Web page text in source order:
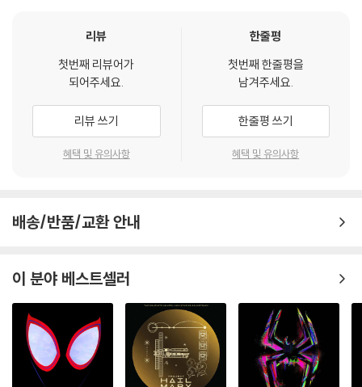
리뷰
첫번째 리뷰어가
되어주세요.
리뷰 쓰기
혜택 및 유의사항
한줄평
첫번째 한줄평을
남겨주세요.
한줄평 쓰기
혜택 및 유의사항
배송/반품/교환 안내
이 분야 베스트셀러